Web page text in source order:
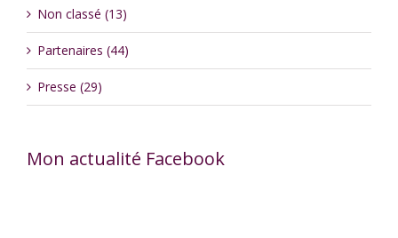
Non classé (13)
Partenaires (44)
Presse (29)
Mon actualité Facebook